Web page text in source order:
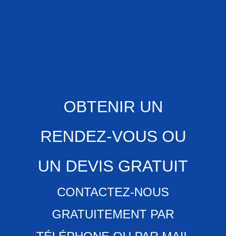
OBTENIR UN
RENDEZ-VOUS OU
UN DEVIS GRATUIT
CONTACTEZ-NOUS
GRATUITEMENT PAR